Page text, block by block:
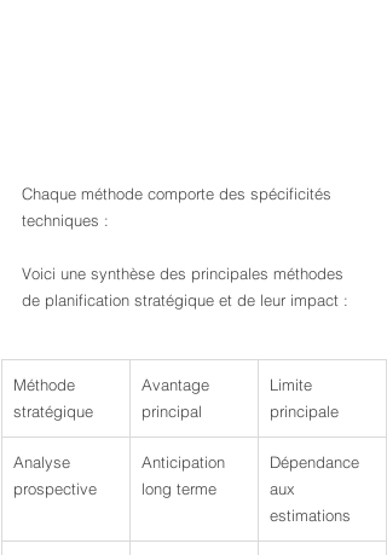
Chaque méthode comporte des spécificités
techniques :
Voici une synthèse des principales méthodes
de planification stratégique et de leur impact :
Méthode
stratégique
Avantage
principal
Limite
principale
Analyse
prospective
Anticipation
long terme
Dépendance
aux
estimations